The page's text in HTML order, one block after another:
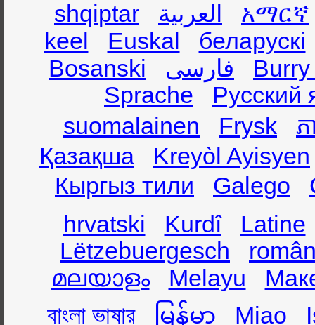
shqiptar العربية
አማርኛ
keel
Euskal
беларускі
Bosanski
فارسی
Sprache
Русский
suomalainen
Frysk
ភ
Қазақша
Kreyòl Ayisyen
Кыргыз тили
Galego
hrvatski
Kurdî
Latine
Lëtzebuergesch
മലയാളം
Melayu
বাংলা ভাষার
မြန်မာ Miao